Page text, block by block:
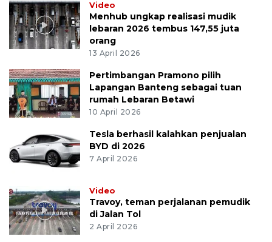
Video
Menhub ungkap realisasi mudik
lebaran 2026 tembus 147,55 juta
orang
13 April 2026
Pertimbangan Pramono pilih
Lapangan Banteng sebagai tuan
rumah Lebaran Betawi
10 April 2026
Tesla berhasil kalahkan penjualan
BYD di 2026
7 April 2026
Video
Travoy, teman perjalanan pemudik
di Jalan Tol
2 April 2026